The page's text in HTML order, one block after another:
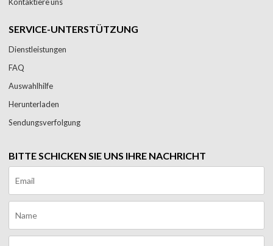
Kontaktiere uns
SERVICE-UNTERSTÜTZUNG
Dienstleistungen
FAQ
Auswahlhilfe
Herunterladen
Sendungsverfolgung
BITTE SCHICKEN SIE UNS IHRE NACHRICHT